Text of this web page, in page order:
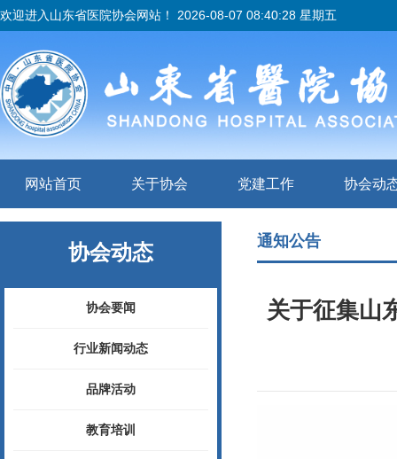
欢迎进入山东省医院协会网站！ 2026-08-07 08:40:28 星期五
网站首页 关于协会 党建工作 协会动
协会动态
协会要闻
行业新闻动态
品牌活动
教育培训
通知公告
关于征集山